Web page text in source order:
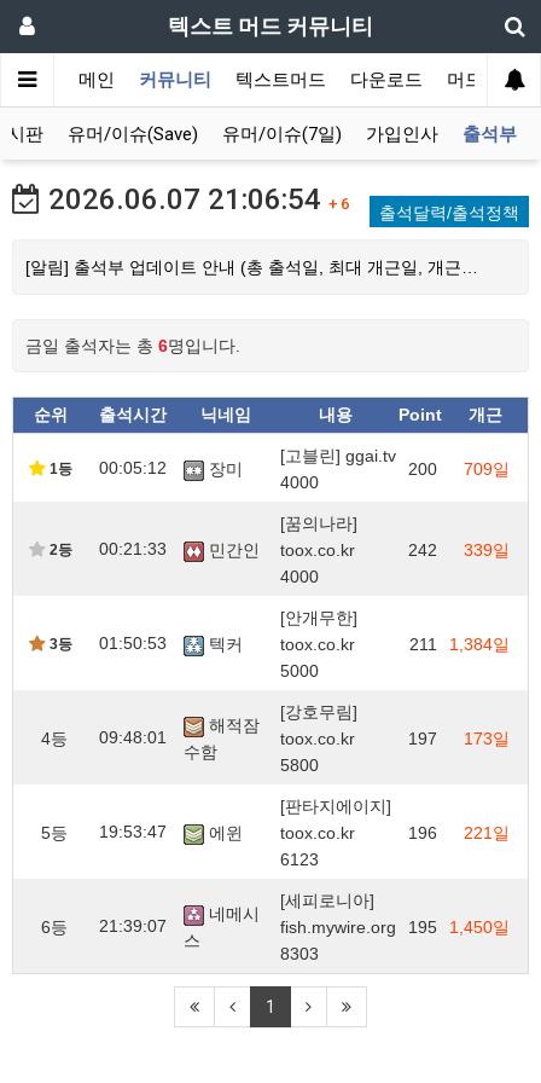
텍스트 머드 커뮤니티
메인 커뮤니티 텍스트머드 다운로드 머드 잡담
시판 유머/이슈(Save) 유머/이슈(7일) 가입인사 출석부
2026.06.07 21:06:54 + 6 출석달력/출석정책
[알림] 출석부 업데이트 안내 (총 출석일, 최대 개근일, 개근…
금일 출석자는 총 6명입니다.
순위 출석시간 닉네임 내용 Point 개근
1등 00:05:12 장미
[고블린] ggai.tv
4000
200 709일
2등 00:21:33 민간인
[꿈의나라]
toox.co.kr
4000
242 339일
3등 01:50:53 텍커
[안개무한]
toox.co.kr
5000
211 1,384일
4등 09:48:01
해적잠
수함
[강호무림]
toox.co.kr
5800
197 173일
5등 19:53:47 에윈
[판타지에이지]
toox.co.kr
6123
196 221일
6등 21:39:07
네메시
스
[세피로니아]
fish.mywire.org
8303
195 1,450일
1